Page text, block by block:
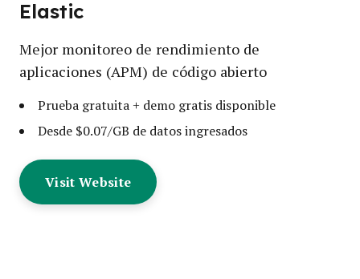
Elastic
Mejor monitoreo de rendimiento de
aplicaciones (APM) de código abierto
Prueba gratuita + demo gratis disponible
Desde $0.07/GB de datos ingresados
Visit Website